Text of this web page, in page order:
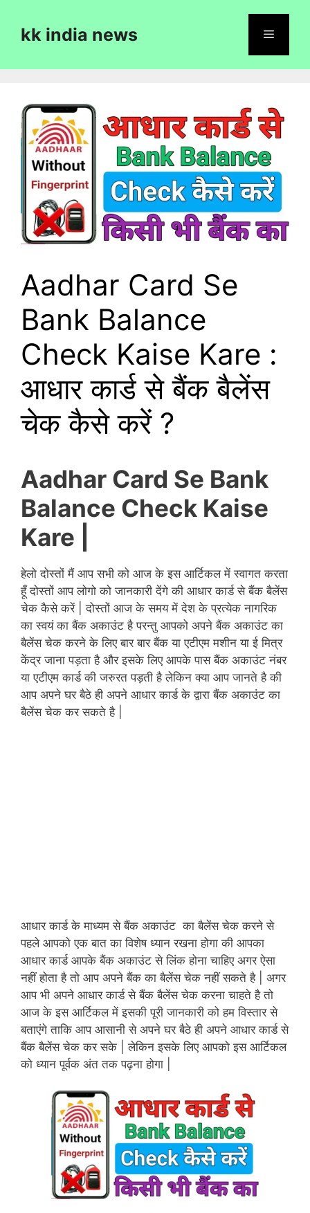
contentkk india news
Aadhar Card Se
Bank Balance
Check Kaise Kare :
आधार कार्ड से बैंक बैलेंस
चेक कैसे करें ?
Aadhar Card Se Bank
Balance Check Kaise
Kare |
हेलो दोस्तों मैं आप सभी को आज के इस आर्टिकल में स्वागत करता
हूँ दोस्तों आप लोगो को जानकारी देंगे की आधार कार्ड से बैंक बैलेंस
चेक कैसे करें | दोस्तों आज के समय में देश के प्रत्येक नागरिक
का स्वयं का बैंक अकाउंट है परन्तु आपको अपने बैंक अकाउंट का
बैलेंस चेक करने के लिए बार बार बैंक या एटीएम मशीन या ई मित्र
केंद्र जाना पड़ता है और इसके लिए आपके पास बैंक अकाउंट नंबर
या एटीएम कार्ड की जरुरत पड़ती है लेकिन क्या आप जानते है की
आप अपने घर बैठे ही अपने आधार कार्ड के द्वारा बैंक अकाउंट का
बैलेंस चेक कर सकते है |
आधार कार्ड के माध्यम से बैंक अकाउंट का बैलेंस चेक करने से
पहले आपको एक बात का विशेष ध्यान रखना होगा की आपका
आधार कार्ड आपके बैंक अकाउंट से लिंक होना चाहिए अगर ऐसा
नहीं होता है तो आप अपने बैंक का बैलेंस चेक नहीं सकते है | अगर
आप भी अपने आधार कार्ड से बैंक बैलेंस चेक करना चाहते है तो
आज के इस आर्टिकल में इसकी पूरी जानकारी को हम विस्तार से
बताएंगे ताकि आप आसानी से अपने घर बैठे ही अपने आधार कार्ड से
बैंक बैलेंस चेक कर सके | लेकिन इसके लिए आपको इस आर्टिकल
को ध्यान पूर्वक अंत तक पढ़ना होगा |